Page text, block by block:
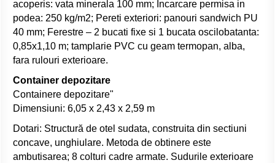
acoperis: vata minerala 100 mm; Incarcare permisa in
podea: 250 kg/m2; Pereti exteriori: panouri sandwich PU
40 mm; Ferestre – 2 bucati fixe si 1 bucata oscilobatanta:
0,85x1,10 m; tamplarie PVC cu geam termopan, alba,
fara rulouri exterioare.
Container depozitare
Containere depozitare"
Dimensiuni: 6,05 x 2,43 x 2,59 m
Dotari: Structură de otel sudata, construita din sectiuni
concave, unghiulare. Metoda de obtinere este
ambutisarea; 8 colturi cadre armate. Sudurile exterioare